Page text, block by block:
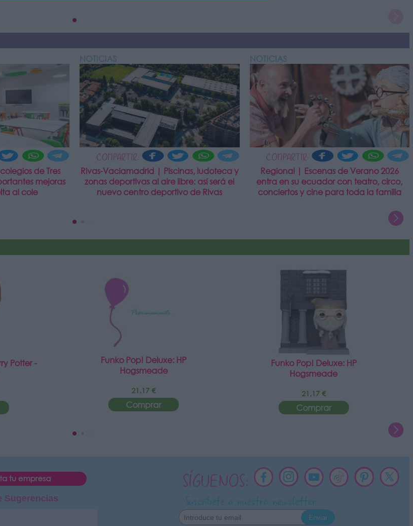
de Tres
mejoras
al cole
NOTICIAS
COMPARTIR:
Rivas-Vaciamadrid | Piscinas, ludoteca y
zonas deportivas al aire libre: así será el
nuevo centro deportivo de Rivas
NOTICIAS
COMPARTIR:
Regional | Escenas de Verano 2026
entra en su ecuador con teatro, circo,
conciertos y cine para toda la familia
Potter -
Funko Pop! Deluxe: HP
Hogsmeade
21,17 €
Comprar
Funko Pop! Deluxe: HP
Hogsmeade
21,17 €
Comprar
tu empresa
Sugerencias
SÍGUENOS:
Suscríbete a nuestra newsletter